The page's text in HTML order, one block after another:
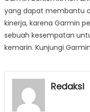
yang dapat membantu
kinerja, karena Garmin
sebuah kesempatan
kemarin. Kunjungi
Redaksi